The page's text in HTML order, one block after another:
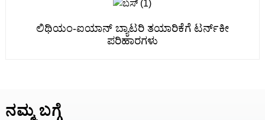
ಲಿಥಿಯಂ-ಐಯಾನ್ ಬ್ಯಾಟರಿ ತಯಾರಿಕೆಗೆ ಟರ್ನ್‌ಕೀ
ಪರಿಹಾರಗಳು
ನಮ್ಮ ಬಗ್ಗೆ